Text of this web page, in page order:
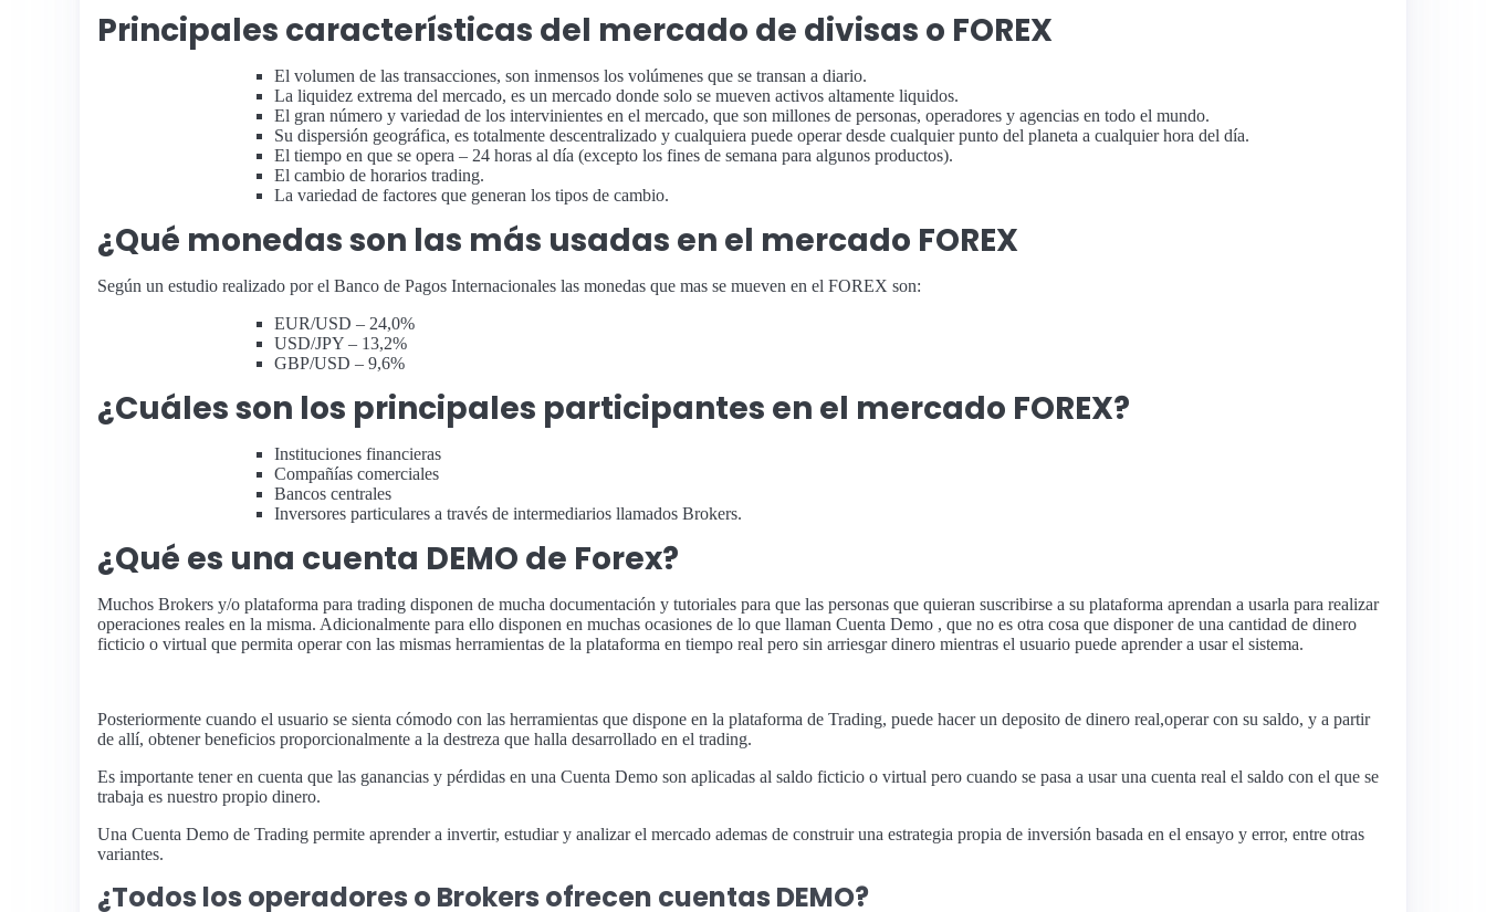
Principales características del mercado de divisas o FOREX
El volumen de las transacciones, son inmensos los volúmenes que se transan a diario.
La liquidez extrema del mercado, es un mercado donde solo se mueven activos altamente liquidos.
El gran número y variedad de los intervinientes en el mercado, que son millones de personas, operadores y agencias en todo el mundo.
Su dispersión geográfica, es totalmente descentralizado y cualquiera puede operar desde cualquier punto del planeta a cualquier hora del día.
El tiempo en que se opera – 24 horas al día (excepto los fines de semana para algunos productos).
El cambio de horarios trading.
La variedad de factores que generan los tipos de cambio.
¿Qué monedas son las más usadas en el mercado FOREX
Según un estudio realizado por el Banco de Pagos Internacionales las monedas que mas se mueven en el FOREX son:
EUR/USD – 24,0%
USD/JPY – 13,2%
GBP/USD – 9,6%
¿Cuáles son los principales participantes en el mercado FOREX?
Instituciones financieras
Compañías comerciales
Bancos centrales
Inversores particulares a través de intermediarios llamados Brokers.
¿Qué es una cuenta DEMO de Forex?
Muchos Brokers y/o plataforma para trading disponen de mucha documentación y tutoriales para que las personas que quieran suscribirse a su plataforma aprendan a usarla para realizar
operaciones reales en la misma. Adicionalmente para ello disponen en muchas ocasiones de lo que llaman Cuenta Demo , que no es otra cosa que disponer de una cantidad de dinero
ficticio o virtual que permita operar con las mismas herramientas de la plataforma en tiempo real pero sin arriesgar dinero mientras el usuario puede aprender a usar el sistema.
Posteriormente cuando el usuario se sienta cómodo con las herramientas que dispone en la plataforma de Trading, puede hacer un deposito de dinero real,operar con su saldo, y a partir
de allí, obtener beneficios proporcionalmente a la destreza que halla desarrollado en el trading.
Es importante tener en cuenta que las ganancias y pérdidas en una Cuenta Demo son aplicadas al saldo ficticio o virtual pero cuando se pasa a usar una cuenta real el saldo con el que se
trabaja es nuestro propio dinero.
Una Cuenta Demo de Trading permite aprender a invertir, estudiar y analizar el mercado ademas de construir una estrategia propia de inversión basada en el ensayo y error, entre otras
variantes.
¿Todos los operadores o Brokers ofrecen cuentas DEMO?